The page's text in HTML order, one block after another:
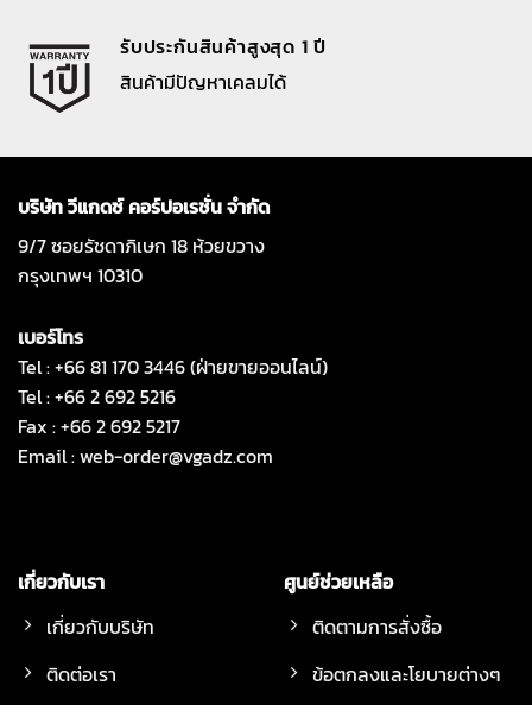
รับประกันสินค้าสูงสุด 1 ปี
สินค้ามีปัญหาเคลมได้
บริษัท วีแกดซ์ คอร์ปอเรชั่น จำกัด
9/7 ซอยรัชดาภิเษก 18 ห้วยขวาง
กรุงเทพฯ 10310
เบอร์โทร
Tel : +66 81 170 3446 (ฝ่ายขายออนไลน์)
Tel : +66 2 692 5216
Fax : +66 2 692 5217
Email :web-order@vgadz.com
เกี่ยวกับเรา
เกี่ยวกับบริษัท
ติดต่อเรา
ศูนย์ช่วยเหลือ
ติดตามการสั่งซื้อ
ข้อตกลงและโยบายต่างๆ